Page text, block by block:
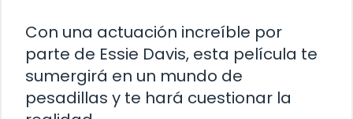
Con una actuación increíble por
parte de Essie Davis, esta película te
sumergirá en un mundo de
pesadillas y te hará cuestionar la